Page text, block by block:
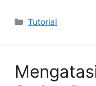
Categories
Tutorial